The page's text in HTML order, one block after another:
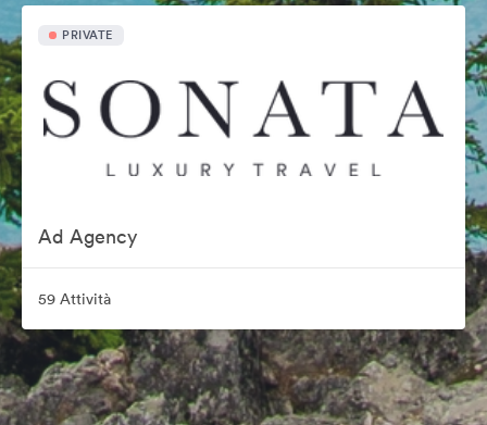
PRIVATE
Ad Agency
59 Attività